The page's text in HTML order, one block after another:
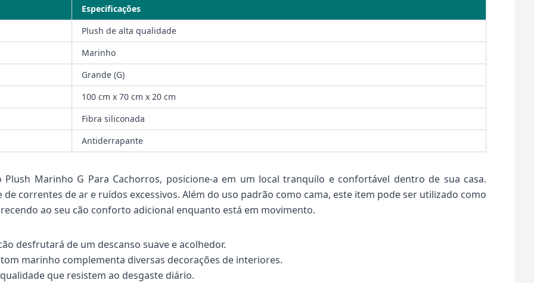
Especificações
Plush de alta qualidade
Marinho
Grande (G)
100 cm x 70 cm x 20 cm
Fibra siliconada
Antiderrapante
Marinho G Para Cachorros, posicione-a em um local tranquilo e confortável dentro de sua casa.
correntes de ar e ruídos excessivos. Além do uso padrão como cama, este item pode ser utilizado como
ao seu cão conforto adicional enquanto está em movimento.
desfrutará de um descanso suave e acolhedor.
marinho complementa diversas decorações de interiores.
que resistem ao desgaste diário.